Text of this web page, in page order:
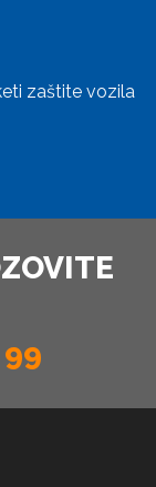
zaštite vozila